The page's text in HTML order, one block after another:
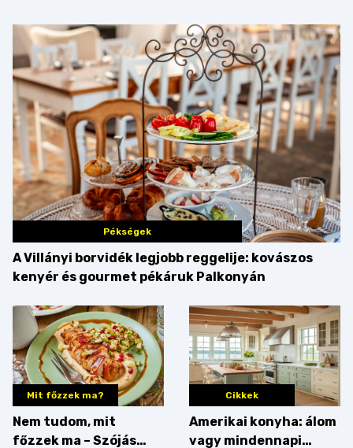
Pékségek
A Villányi borvidék legjobb reggelije: kovászos
kenyér és gourmet pékáruk Palkonyán
Mit főzzek ma?
Nem tudom, mit
főzzek ma – Szójás
Cikkek
Amerikai konyha: álom
vagy mindennapi